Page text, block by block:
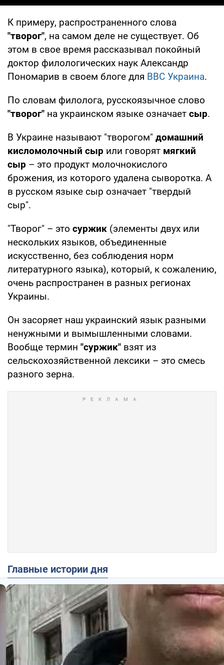
К примеру, распространенного слова
"творог", на самом деле не существует. Об
этом в свое время рассказывал покойный
доктор филологических наук Александр
Пономарив в своем блоге для BBC Украина.
По словам филолога, русскоязычное слово
"творог" на украинском языке означает сыр.
В Украине называют "творогом" домашний
кисломолочный сыр или говорят мягкий
сыр – это продукт молочнокислого
брожения, из которого удалена сыворотка. А
в русском языке сыр означает "твердый
сыр".
"Творог" – это суржик (элементы двух или
нескольких языков, объединенные
искусственно, без соблюдения норм
литературного языка), который, к сожалению,
очень распространен в разных регионах
Украины.
Он засоряет наш украинский язык разными
ненужными и вымышленными словами.
Вообще термин "суржик" взят из
сельскохозяйственной лексики – это смесь
разного зерна.
Главные истории дня